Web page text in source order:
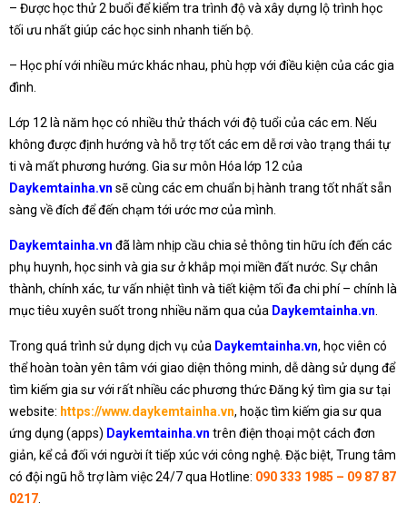
– Được học thử 2 buổi để kiểm tra trình độ và xây dựng lộ trình học
tối ưu nhất giúp các học sinh nhanh tiến bộ.
– Học phí với nhiều mức khác nhau, phù hợp với điều kiện của các gia
đình.
Lớp 12 là năm học có nhiều thử thách với độ tuổi của các em. Nếu
không được định hướng và hỗ trợ tốt các em dễ rơi vào trạng thái tự
ti và mất phương hướng. Gia sư môn Hóa lớp 12 của
Daykemtainha.vn sẽ cùng các em chuẩn bị hành trang tốt nhất sẵn
sàng về đích để đến chạm tới ước mơ của mình.
Daykemtainha.vn đã làm nhịp cầu chia sẻ thông tin hữu ích đến các
phụ huynh, học sinh và gia sư ở khắp mọi miền đất nước. Sự chân
thành, chính xác, tư vấn nhiệt tình và tiết kiệm tối đa chi phí – chính là
mục tiêu xuyên suốt trong nhiều năm qua của Daykemtainha.vn.
Trong quá trình sử dụng dịch vụ của Daykemtainha.vn, học viên có
thể hoàn toàn yên tâm với giao diện thông minh, dễ dàng sử dụng để
tìm kiếm gia sư với rất nhiều các phương thức Đăng ký tìm gia sư tại
website: https://www.daykemtainha.vn, hoặc tìm kiếm gia sư qua
ứng dụng (apps) Daykemtainha.vn trên điện thoại một cách đơn
giản, kể cả đối với người ít tiếp xúc với công nghệ. Đặc biệt, Trung tâm
có đội ngũ hỗ trợ làm việc 24/7 qua Hotline: 090 333 1985 – 09 87 87
0217.